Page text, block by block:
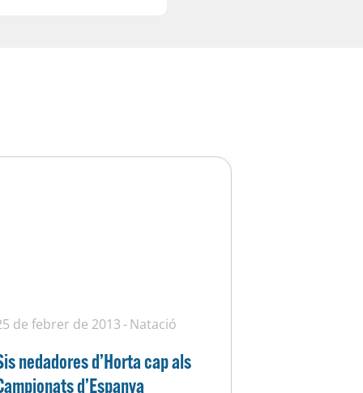
de febrer de 2013 Natació
nedadores d’Horta cap als
d’Espanya